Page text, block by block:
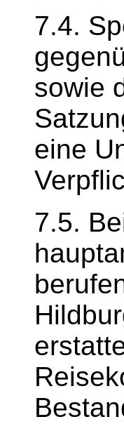
7.4.
sowie
eine
7.5.